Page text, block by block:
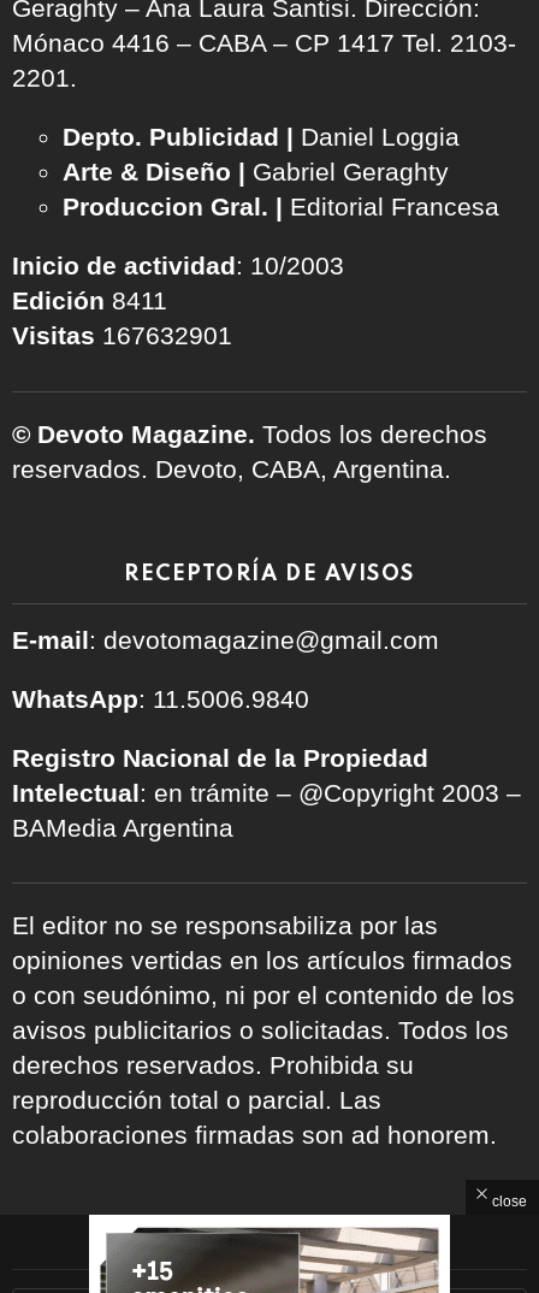
Geraghty – Ana Laura Santisi. Dirección:
Mónaco 4416 – CABA – CP 1417 Tel. 2103-
2201.
Depto. Publicidad | Daniel Loggia
Arte & Diseño | Gabriel Geraghty
Produccion Gral. | Editorial Francesa
Inicio de actividad: 10/2003
Edición 8411
Visitas 167632901
© Devoto Magazine. Todos los derechos
reservados. Devoto, CABA, Argentina.
RECEPTORÍA DE AVISOS
E-mail: devotomagazine@gmail.com
WhatsApp: 11.5006.9840
Registro Nacional de la Propiedad
Intelectual: en trámite – @Copyright 2003 –
BAMedia Argentina
El editor no se responsabiliza por las
opiniones vertidas en los artículos firmados
o con seudónimo, ni por el contenido de los
avisos publicitarios o solicitadas. Todos los
derechos reservados. Prohibida su
reproducción total o parcial. Las
colaboraciones firmadas son ad honorem.
ARCHIVOS
close